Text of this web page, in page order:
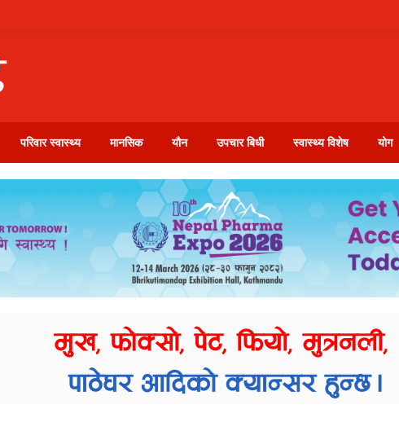
परिवार स्वास्थ्य मानसिक यौन उपचार बिधी स्वास्थ्य विशेष योग